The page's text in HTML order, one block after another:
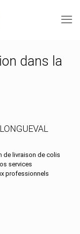
dans la
de livraison de colis
services
professionnels